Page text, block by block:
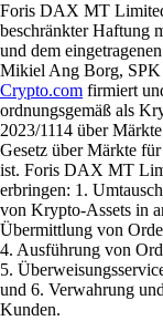
Foris DAX MT
beschränkter Haftung
und dem
Mikiel Ang Borg, SPK
Crypto.com firmiert
ordnungsgemäß als
2023/1114 über
Gesetz über Märkte
ist. Foris DAX MT
erbringen: 1.
von Krypto-Assets in
Übermittlung von
4. Ausführung von
5.
und 6. Verwahrung
Kunden.